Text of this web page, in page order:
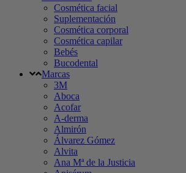
Cosmética facial
Suplementación
Cosmética corporal
Cosmética capilar
Bebés
Bucodental
Marcas
3M
Aboca
Acofar
A-derma
Almirón
Álvarez Gómez
Alvita
Ana Mª de la Justicia